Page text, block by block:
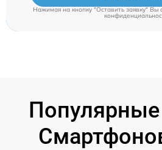
Нажимая на кнопку "Оставить заявку" Вы